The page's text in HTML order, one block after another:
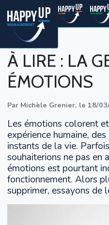
À LIRE : LA
ÉMOTIONS
Par Michèle Grenier, le 18/
Les émotions colorent
expérience humaine,
instants de la vie.
souhaiterions ne pas en
émotions est pourtant
fonctionnement. Alors
supprimer, essayons de